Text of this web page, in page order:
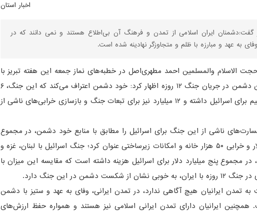
اخبار استان
گفت:دشمنان ایران اسلامی از تمدن و فرهنگ آن بی‌اطلاع هستند و نمی دانند که در
به عهد و مبارزه با ظلم و متجاوزگر نهادینه شده است.
حجت الاسلام والمسلمین احمد مطهری‌اصل در خطبه‌های نماز جمعه این هفته تبریز با
اشاره به شکست سنگین دشمن در جریان جنگ ۱۲ روزه اظهار کرد: خود دشمن اعتراف می‌کند که این جنگ، ۶
میلیارد دلار هزینه مستقیم برای اسرائیل داشته و ۱۲ میلیارد نیز برای تبعات جنگ و بازسازی خرابی‌های ناشی از
ناشی از این جنگ برای اسرائیل را مطابق با منابع خود دشمن، در مجموع
نزدیک به ۲۰ میلیارد دلار و خرابی ۵۰ هزار خانه و امکانات زیرساختی عنوان کرد؛ جنگ اسرائیل با لبنان، غزه و
مجموع پنج میلیارد دلار برای اسرائیل هزینه داشته است که مقایسه این میزان با
تمدن ایرانیان هیچ آگاهی ندارد، در تمدن ایرانی، وفای به عهد و ستیز با دشمن
همچنین ایرانیان دارای تمدن ایرانی اسلامی نیز هستند و همواره حفظ ارزش‌های